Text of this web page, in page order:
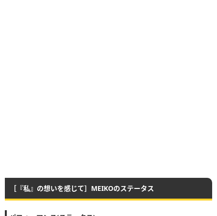
［『私』の想いを感じて］MEIKOのステータス